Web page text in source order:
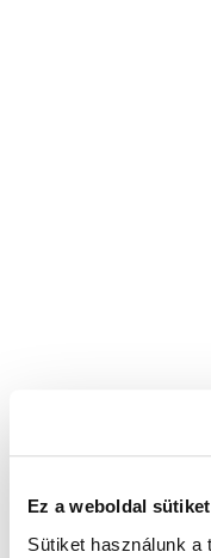
Ez a weboldal
Sütiket használunk